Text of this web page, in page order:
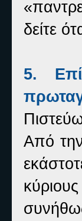
δείτε
5.
Από την